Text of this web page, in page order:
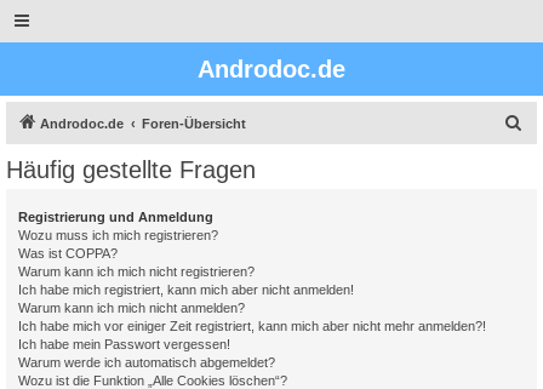
Androdoc.de
Androdoc.de Foren-Übersicht
Häufig gestellte Fragen
Registrierung und Anmeldung
Wozu muss ich mich registrieren?
Was ist COPPA?
Warum kann ich mich nicht registrieren?
Ich habe mich registriert, kann mich aber nicht anmelden!
Warum kann ich mich nicht anmelden?
Ich habe mich vor einiger Zeit registriert, kann mich aber nicht mehr anmelden?!
Ich habe mein Passwort vergessen!
Warum werde ich automatisch abgemeldet?
Wozu ist die Funktion „Alle Cookies löschen“?